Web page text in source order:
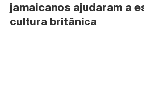
jamaicanos ajudaram a
cultura britânica